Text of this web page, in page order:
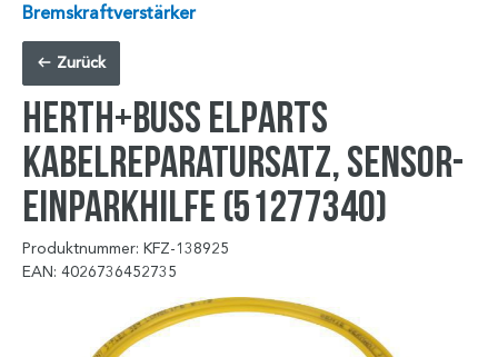
Bremskraftverstärker
Zurück
HERTH+BUSS ELPARTS
Kabelreparatursatz, Sensor-
Einparkhilfe (51277340)
Produktnummer: KFZ-138925
EAN: 4026736452735